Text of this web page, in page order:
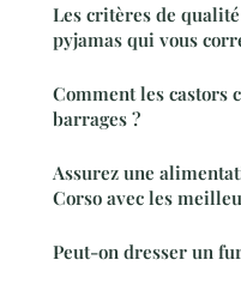
Les critères de
pyjamas qui vous
Comment les castors
barrages ?
Assurez une
Corso avec les
Peut-on dresser un